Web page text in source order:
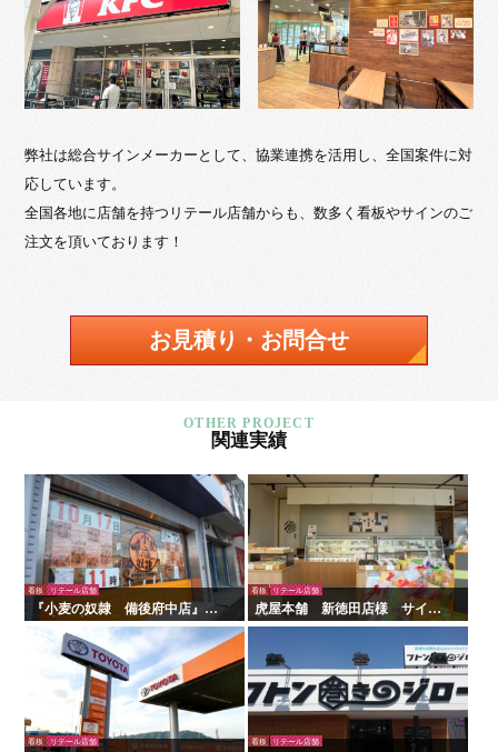
弊社は総合サインメーカーとして、協業連携を活用し、全国案件に対
応しています。
全国各地に店舗を持つリテール店舗からも、数多く看板やサインのご
注文を頂いております！
お見積り・お問合せ
関連実績
看板 リテール店舗
『小麦の奴隷 備後府中店』様
の壁面看板の施工を行いまし
看板 リテール店舗
虎屋本舗 新徳田店様 サイン
製作施工
看板 リテール店舗 看板 リテール店舗